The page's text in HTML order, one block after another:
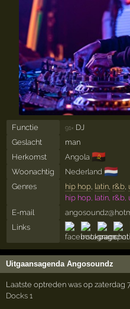
Functie 91× DJ
Geslacht
man
Herkomst
Angola 🇦🇴
Woonachtig Nederland 🇳🇱
Genres hip hop, latin, r&b,
hip hop, latin, r&b,
E-mail
Links
Uitgaansagenda Angosoundz
Laatste optreden was op zaterdag
Docks 1